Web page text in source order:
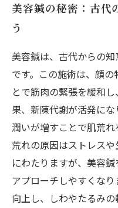
美容鍼を受けた体
美肌への道：美容
美容鍼の秘密：古代
う
美容鍼は、古代からの
です。この施術は、顔
とで筋肉の緊張を緩和
果、新陳代謝が活発にな
潤いが増すことで肌荒
荒れの原因はストレス
にわたりますが、美容
アプローチしやすくな
向上し、しわやたるみ